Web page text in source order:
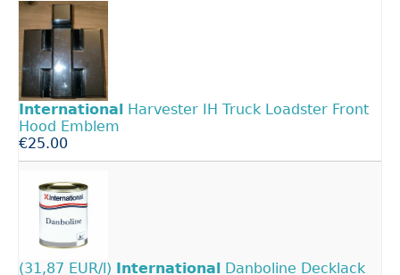
International Harvester IH Truck Loadster Front
Hood Emblem
€25.00
(31,87 EUR/l) International Danboline Decklack